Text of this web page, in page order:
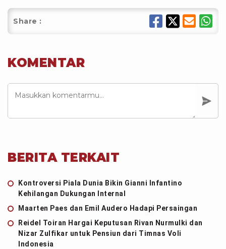
Share :
KOMENTAR
BERITA TERKAIT
Kontroversi Piala Dunia Bikin Gianni Infantino
Kehilangan Dukungan Internal
Maarten Paes dan Emil Audero Hadapi Persaingan
Reidel Toiran Hargai Keputusan Rivan Nurmulki dan
Nizar Zulfikar untuk Pensiun dari Timnas Voli
Indonesia